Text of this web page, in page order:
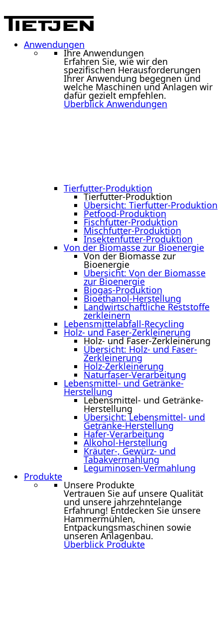
Anwendungen
Ihre Anwendungen
Erfahren Sie, wie wir den
spezifischen Herausforderungen
Ihrer Anwendung begegnen und
welche Maschinen und Anlagen wir
dafür gezielt empfehlen.
Überblick Anwendungen
Tierfutter-Produktion
Tierfutter-Produktion
Übersicht: Tierfutter-Produktion
Petfood-Produktion
Fischfutter-Produktion
Mischfutter-Produktion
Insektenfutter-Produktion
Von der Biomasse zur Bioenergie
Von der Biomasse zur
Bioenergie
Übersicht: Von der Biomasse
zur Bioenergie
Biogas-Produktion
Bioethanol-Herstellung
Landwirtschaftliche Reststoffe
zerkleinern
Lebensmittelabfall-Recycling
Holz- und Faser-Zerkleinerung
Holz- und Faser-Zerkleinerung
Übersicht: Holz- und Faser-
Zerkleinerung
Holz-Zerkleinerung
Naturfaser-Verarbeitung
Lebensmittel- und Getränke-
Herstellung
Lebensmittel- und Getränke-
Herstellung
Übersicht: Lebensmittel- und
Getränke-Herstellung
Hafer-Verarbeitung
Alkohol-Herstellung
Kräuter-, Gewürz- und
Tabakvermahlung
Leguminosen-Vermahlung
Produkte
Unsere Produkte
Vertrauen Sie auf unsere Qualität
und unsere jahrzehntelange
Erfahrung! Entdecken Sie unsere
Hammermühlen,
Entpackungsmaschinen sowie
unseren Anlagenbau.
Überblick Produkte